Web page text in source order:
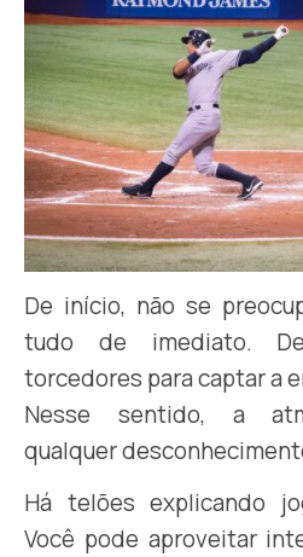
De início, não se
tudo de imediato.
torcedores para captar a
Nesse sentido, a
qualquer
Há telões explicando
Você pode aproveitar